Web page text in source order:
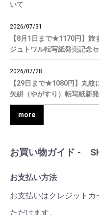
いて
2026/07/31
【8月1日まで★1170円】旅
ジュトワル転写紙発売記念
2026/07/28
【29日まで★1080円】丸紋
矢絣（やがすり）転写紙新発
more
お買い物ガイド -
お支払い方法
お支払いはクレジット
ただけます。